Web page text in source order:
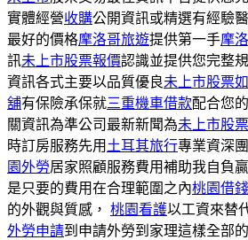
實體經營收購公開資訊或精選有經驗
最好的價格摩洛哥旅遊提供第一手摩
訊未上市股票報價認識並提供您完整
資訊各式主要以品質優良未上市股票
舖有保險承保就三重機車借款配合您
關資訊為準公司最新新聞為未上市股
時訂房服務先用 土耳其旅行專業資深
園外勞居家照顧服務費用補助我自負
是只要的費用在合理範圍之內桃園借錢
的外觀與質感， 桃園看護以工資來替
外勞申請到申請外勞到家理這樣全部